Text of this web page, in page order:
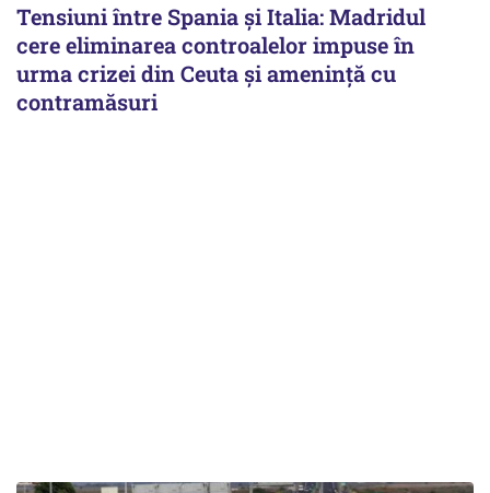
Tensiuni între Spania și Italia: Madridul
cere eliminarea controalelor impuse în
urma crizei din Ceuta și amenință cu
contramăsuri